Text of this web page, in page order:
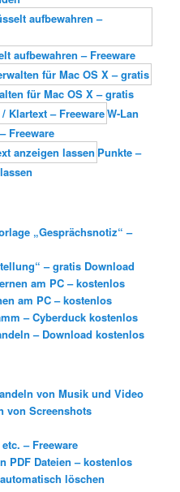
aufbewahren – Freeware
für Mac OS X – gratis
W-Lan
Freeware
Punkte –
„Gesprächsnotiz“ –
– gratis Download
am PC – kostenlos
am PC – kostenlos
– Cyberduck kostenlos
– Download kostenlos
von Musik und Video
von Screenshots
– Freeware
PDF Dateien – kostenlos
löschen